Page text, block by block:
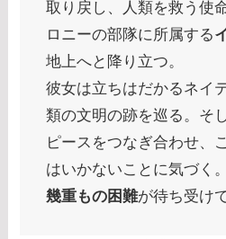
取り戻し、人類を救う使
ロニーの部隊に所属する
地上へと降り立つ。
彼女は立ちはだかるネイ
類の文明の跡を巡る。そ
ピースをつなぎ合わせ、
はいかないことに気づく
幾重もの困難が待ち受け